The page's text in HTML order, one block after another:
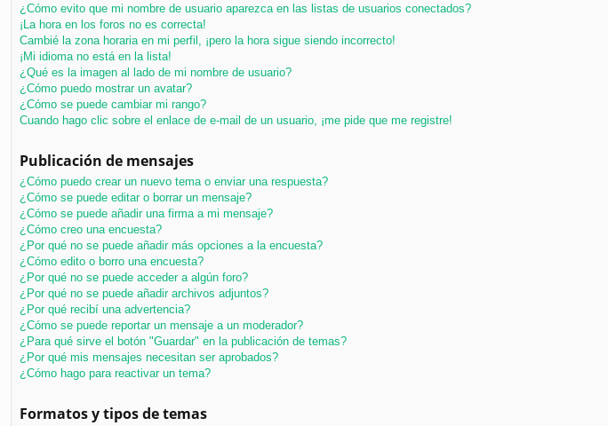
¿Cómo evito que mi nombre de usuario aparezca en las listas de usuarios conectados?
¡La hora en los foros no es correcta!
Cambié la zona horaria en mi perfil, ¡pero la hora sigue siendo incorrecto!
¡Mi idioma no está en la lista!
¿Qué es la imagen al lado de mi nombre de usuario?
¿Cómo puedo mostrar un avatar?
¿Cómo se puede cambiar mi rango?
Cuando hago clic sobre el enlace de e-mail de un usuario, ¡me pide que me registre!
Publicación de mensajes
¿Cómo puedo crear un nuevo tema o enviar una respuesta?
¿Cómo se puede editar o borrar un mensaje?
¿Cómo se puede añadir una firma a mi mensaje?
¿Cómo creo una encuesta?
¿Por qué no se puede añadir más opciones a la encuesta?
¿Cómo edito o borro una encuesta?
¿Por qué no se puede acceder a algún foro?
¿Por qué no se puede añadir archivos adjuntos?
¿Por qué recibí una advertencia?
¿Cómo se puede reportar un mensaje a un moderador?
¿Para qué sirve el botón "Guardar" en la publicación de temas?
¿Por qué mis mensajes necesitan ser aprobados?
¿Cómo hago para reactivar un tema?
Formatos y tipos de temas